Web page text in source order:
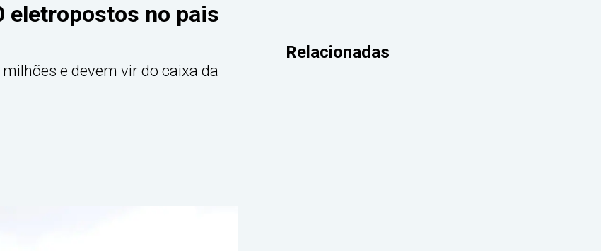
eletropostos no pais
e devem vir do caixa da
Relacionadas